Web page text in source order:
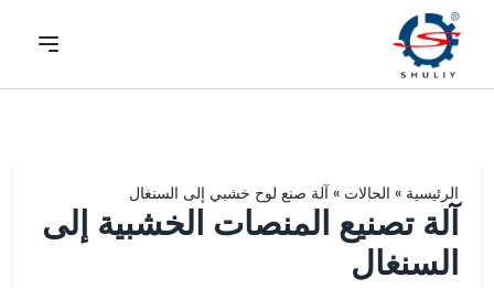
الرئيسية » الحالات » آلة صنع لوح خشبي إلى السنغال
آلة تصنيع المنصات الخشبية إلى
السنغال